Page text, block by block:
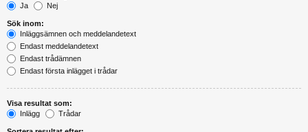
Ja
Nej
Sök inom:
Inläggsämnen och meddelandetext
Endast meddelandetext
Endast trådämnen
Endast första inlägget i trådar
Visa resultat som:
Inlägg
Trådar